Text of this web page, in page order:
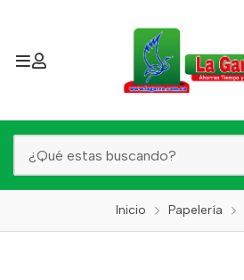
Inicio Papelería